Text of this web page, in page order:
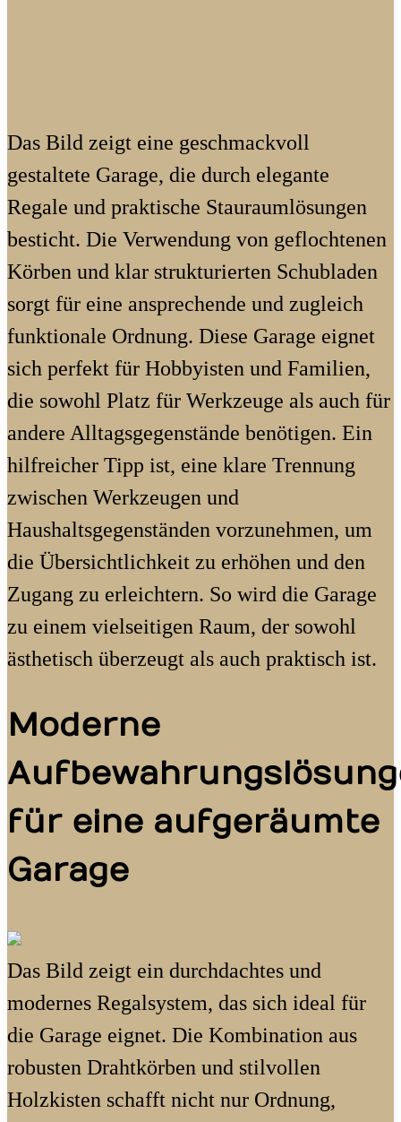
Das Bild zeigt eine geschmackvoll
gestaltete Garage, die durch elegante
Regale und praktische Stauraumlösungen
besticht. Die Verwendung von geflochtenen
Körben und klar strukturierten Schubladen
sorgt für eine ansprechende und zugleich
funktionale Ordnung. Diese Garage eignet
sich perfekt für Hobbyisten und Familien,
die sowohl Platz für Werkzeuge als auch für
andere Alltagsgegenstände benötigen. Ein
hilfreicher Tipp ist, eine klare Trennung
zwischen Werkzeugen und
Haushaltsgegenständen vorzunehmen, um
die Übersichtlichkeit zu erhöhen und den
Zugang zu erleichtern. So wird die Garage
zu einem vielseitigen Raum, der sowohl
ästhetisch überzeugt als auch praktisch ist.
Moderne
für eine aufgeräumte
Garage
Das Bild zeigt ein durchdachtes und
modernes Regalsystem, das sich ideal für
die Garage eignet. Die Kombination aus
robusten Drahtkörben und stilvollen
Holzkisten schafft nicht nur Ordnung,